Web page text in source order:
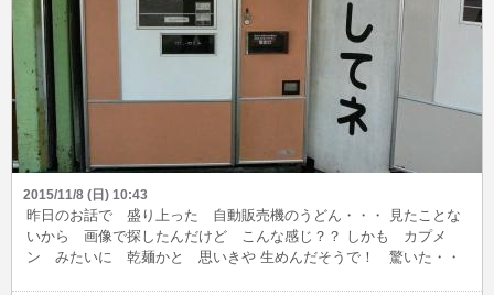
2015/11/8 (日) 10:43
昨日のお話で 盛り上った 自動販売機のうどん・・・ 見たことな
いから 画像で探したんだけど こんな感じ？？ しかも カプメ
ン みたいに 乾麺かと 思いきや 生めんだそうで！ 驚いた・・